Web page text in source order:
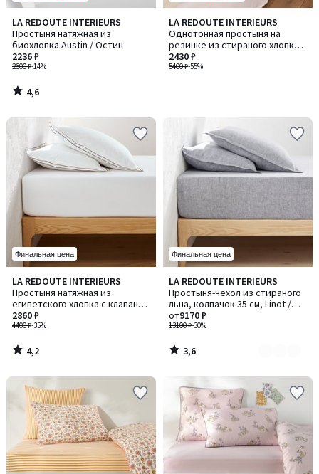
LA REDOUTE INTERIEURS
Простыня натяжная из
биохлопка Austin / Остин
2600 ₽-14%
2236 ₽
4,6
/ 5
4,6
/
LA REDOUTE INTERIEURS
Однотонная простыня на
резинке из стираного хлопка,
высота борта 30 см, NORIA /
НОРИА
5400 ₽-55%
2430 ₽
Финальная цена
LA REDOUTE INTERIEURS
Простыня натяжная из
египетского хлопка с клапаном
30 см, Camila / Камила
4400 ₽-35%
2860 ₽
4,2
/ 5
4,2
/
Финальная цена
LA REDOUTE INTERIEURS
Простыня-чехол из стираного
льна, колпачок 35 см, Linot /
Линот
13100 ₽-30%
от9170 ₽
3,6
/ 5
Количество
цветов:
4
3,6
/